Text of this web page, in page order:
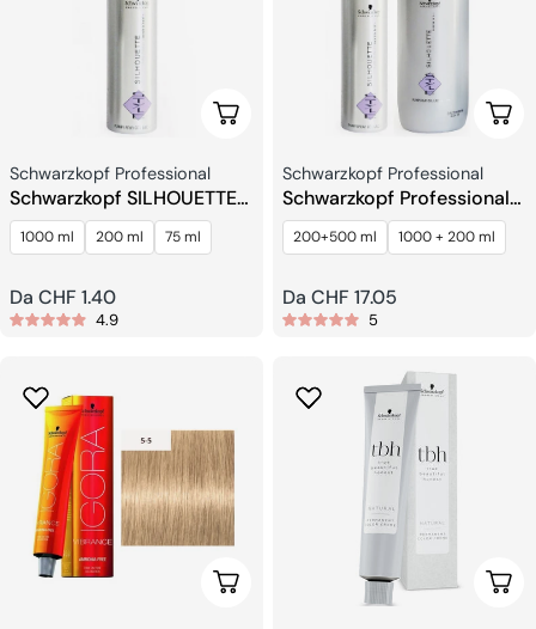
Scegli Le Opzioni
Venditore:
Schwarzkopf Professional
Schwarzkopf SILHOUETTE
STYLE Gel Lac Super Hold
1000 ml 200 ml 75 ml
Prezzo
regolare
Da CHF 1.40
4.9
Venditore:
Schwarzkopf Professional
Schwarzkopf Professional
Silhouette Style Super Hold
Gel Lacca Duo
200+500 ml 1000 + 200 ml
Prezzo
regolare
Da CHF 17.05
5
Scegli Le Opzioni